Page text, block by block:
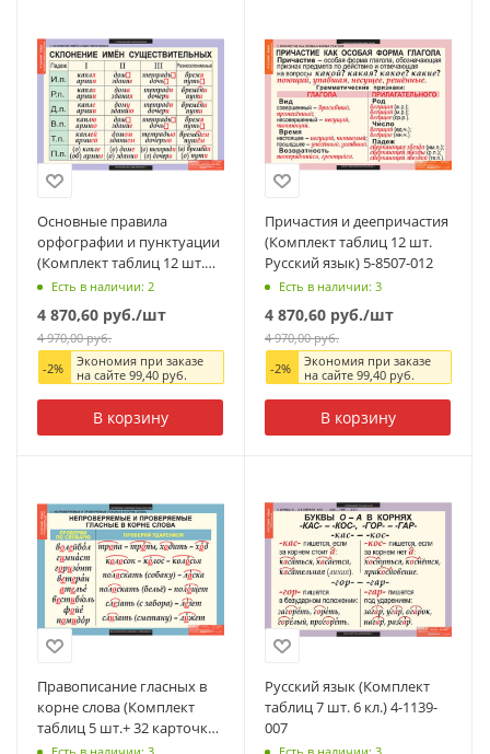
Основные правила
орфографии и пунктуации
(Комплект таблиц 12 шт.
Русский язык 5-9 кл.) 4-
Есть в наличии: 2
4 870,60 руб./шт
4 970,00руб.
-2%
Экономия при заказе
на сайте 99,40руб.
В корзину
Причастия и деепричастия
(Комплект таблиц 12 шт.
Русский язык) 5-8507-012
Есть в наличии: 3
4 870,60 руб./шт
4 970,00руб.
-2%
Экономия при заказе
на сайте 99,40руб.
В корзину
Правописание гласных в
корне слова (Комплект
таблиц 5 шт.+ 32 карточки.
Русский язык) 2-010-301
Русский язык (Комплект
таблиц 7 шт. 6 кл.) 4-1139-
007